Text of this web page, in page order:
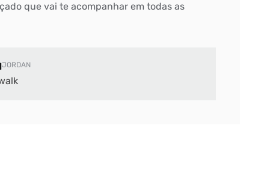
que vai te acompanhar em todas as
JORDAN